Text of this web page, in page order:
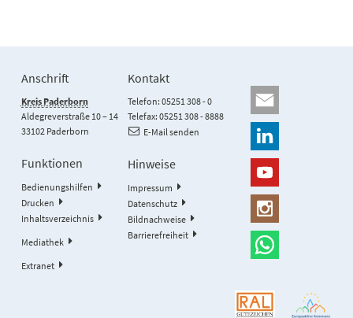
Anschrift
Kreis Paderborn
Aldegreverstraße 10 – 14
33102 Paderborn
Kontakt
Telefon: 05251 308 - 0
Telefax: 05251 308 - 8888
E-Mail senden
Funktionen
Bedienungshilfen
Drucken
Inhaltsverzeichnis
Mediathek
Extranet
Hinweise
Impressum
Datenschutz
Bildnachweise
Barrierefreiheit